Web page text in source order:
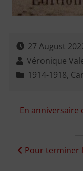
27 August
Véronique
1914-1918,
Navigation
l’article
En anniversaire
Pour terminer